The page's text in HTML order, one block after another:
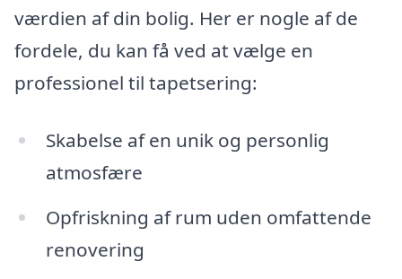
værdien af din bolig. Her er nogle af de
fordele, du kan få ved at vælge en
professionel til tapetsering:
Skabelse af en unik og personlig
atmosfære
Opfriskning af rum uden omfattende
renovering